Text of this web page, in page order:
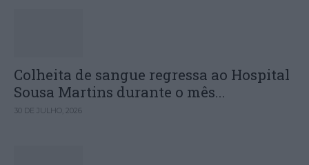
Colheita de sangue regressa ao Hospital
Sousa Martins durante o mês...
30 DE JULHO, 2026